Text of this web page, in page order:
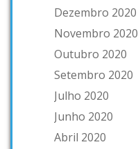
Dezembro 2020
Novembro 2020
Outubro 2020
Setembro 2020
Julho 2020
Junho 2020
Abril 2020